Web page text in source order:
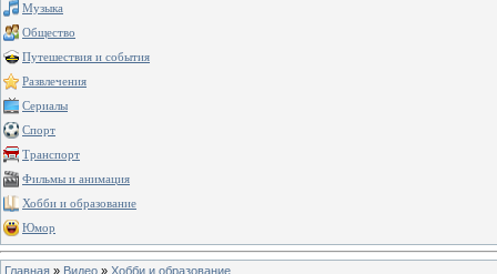
Музыка
Общество
Путешествия и события
Развлечения
Сериалы
Спорт
Транспорт
Фильмы и анимация
Хобби и образование
Юмор
Главная » Видео » Хобби и образование